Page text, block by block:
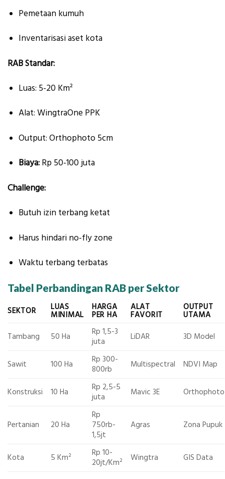
Pemetaan kumuh
Inventarisasi aset kota
RAB Standar:
Luas: 5-20 Km²
Alat: WingtraOne PPK
Output: Orthophoto 5cm
Biaya: Rp 50-100 juta
Challenge:
Butuh izin terbang ketat
Harus hindari no-fly zone
Waktu terbang terbatas
Tabel Perbandingan RAB per Sektor
SEKTOR LUAS
MINIMAL
HARGA
PER HA
ALAT
FAVORIT
OUTPUT
UTAMA
Tambang 50 Ha
Rp 1,5-3
juta
LiDAR 3D Model
Sawit 100 Ha
Rp 300-
800rb
Multispectral NDVI Map
Konstruksi 10 Ha
Rp 2,5-5
juta
Mavic 3E Orthophoto
Pertanian 20 Ha
Rp
750rb-
1,5jt
Agras Zona Pupuk
Kota 5 Km²
Rp 10-
20jt/Km²
Wingtra GIS Data